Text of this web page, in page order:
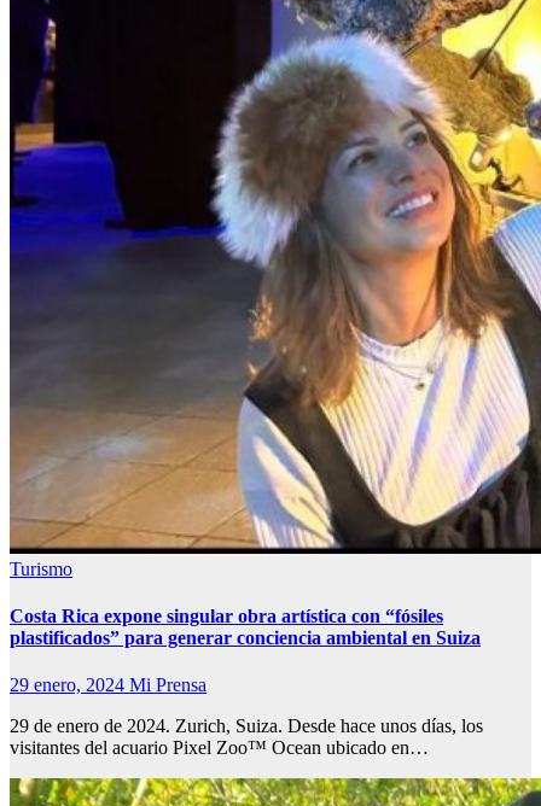
Turismo
Costa Rica expone singular obra artística con “fósiles
plastificados” para generar conciencia ambiental en Suiza
29 enero, 2024 Mi Prensa
29 de enero de 2024. Zurich, Suiza. Desde hace unos días, los
visitantes del acuario Pixel Zoo™ Ocean ubicado en…